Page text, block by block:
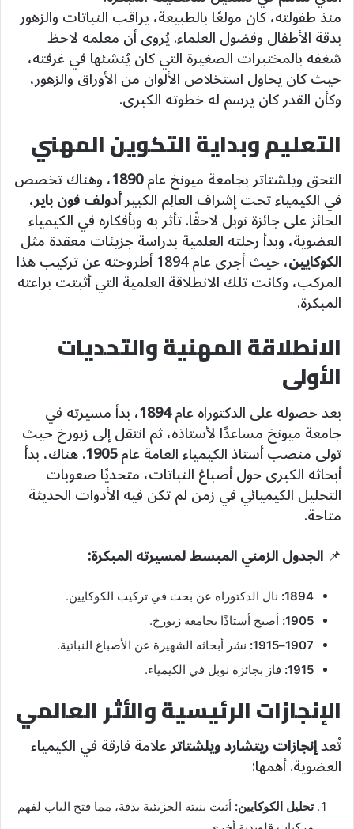
منذ طفولته، كان مولعًا بالطبيعة، يراقب النباتات والزهور
بدقة الأطفال وفضول العلماء. يُروى أن معلمه لاحظ
شغفه بالمختبرات الصغيرة التي كان يُنشئها في غرفته،
حيث كان يحاول استخلاص الألوان من الأوراق والزهور،
وكأن القدر كان يرسم له خطوته الكبرى.
التعليم وبداية التكوين المهني
التحق ويلشتاتر بجامعة ميونخ عام1890، وهناك تخصص
في الكيمياء تحت إشراف العالِم الكبيرأدولف فون باير،
الحائز على جائزة نوبل لاحقًا. تأثر به وبأفكاره في الكيمياء
العضوية، وبدأ رحلته العلمية بدراسة جزيئات معقدة مثل
الكوكايين ، حيث أجرى عام 1894 أطروحته عن تركيب هذا
المركب، وكانت تلك الانطلاقة العلمية التي أثبتت براعته
المبكرة.
الانطلاقة المهنية والتحديات
الأولى
بعد حصوله على الدكتوراه عام1894، بدأ مسيرته في
جامعة ميونخ مساعدًا لأستاذه، ثم انتقل إلى زيورخ حيث
تولى منصب أستاذ الكيمياء العامة عام1905. هناك، بدأ
أبحاثه الكبرى حول أصباغ النباتات، متحديًا صعوبات
التحليل الكيميائي في زمن لم تكن فيه الأدوات الحديثة
متاحة.
📌 الجدول الزمني المبسط لمسيرته المبكرة:
1894: نال الدكتوراه عن بحث في تركيب الكوكايين.
1905: أصبح أستاذًا بجامعة زيورخ.
1907–1915:
نشر أبحاثه الشهيرة عن الأصباغ النباتية.
1915: فاز بجائزة نوبل في الكيمياء.
الإنجازات الرئيسية والأثر العالمي
تُعدإنجازات ريتشارد ويلشتاترعلامة فارقة في الكيمياء
العضوية. أهمها:
تحليل الكوكايين: أثبت بنيته الجزيئية بدقة، مما فتح الباب لفهم